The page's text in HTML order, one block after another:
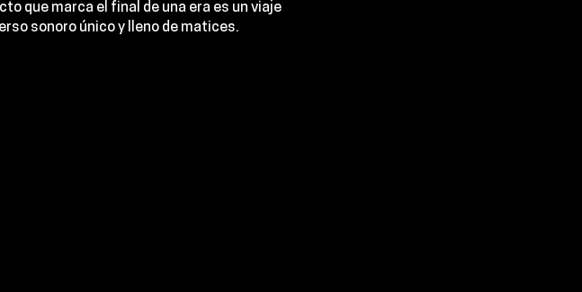
que marca el final de una era es un viaje
sonoro único y lleno de matices.